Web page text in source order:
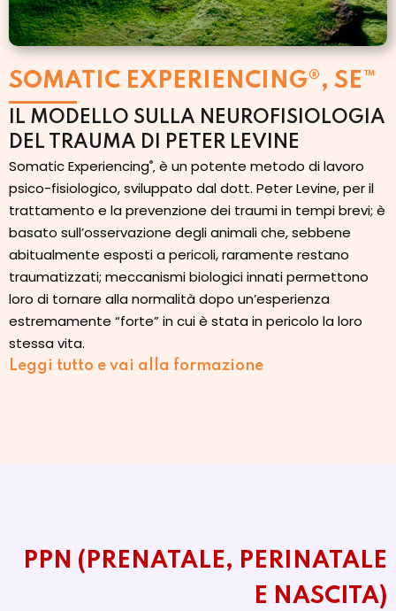
SOMATIC EXPERIENCING®, SE™
IL MODELLO SULLA NEUROFISIOLOGIA
DEL TRAUMA DI PETER LEVINE
Somatic Experiencing®‚ è un potente metodo di lavoro
psico-fisiologico, sviluppato dal dott. Peter Levine, per il
trattamento e la prevenzione dei traumi in tempi brevi; è
basato sull’osservazione degli animali che, sebbene
abitualmente esposti a pericoli, raramente restano
traumatizzati; meccanismi biologici innati permettono
loro di tornare alla normalità dopo un’esperienza
estremamente “forte” in cui è stata in pericolo la loro
stessa vita.
Leggi tutto e vai alla formazione
PPN (PRENATALE, PERINATALE
E NASCITA)